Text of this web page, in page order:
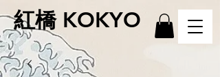
紅橋 KOKYO